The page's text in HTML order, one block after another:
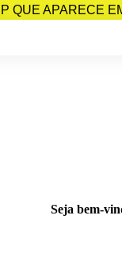
QUE APARECE
Seja bem-